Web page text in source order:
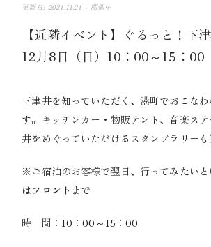
2024.11.24 - 開催中
【近隣イベント】ぐるっと！下
12月8日（日）10：00～15：00
下津井を知っていただく、港町でおこな
す。キッチンカー・物販テント、音楽ス
井をめぐっていただけるスタンプラリーも
※ご宿泊のお客様で翌日、行ってみたいと
はフロント まで
時 間：10：00～15：00